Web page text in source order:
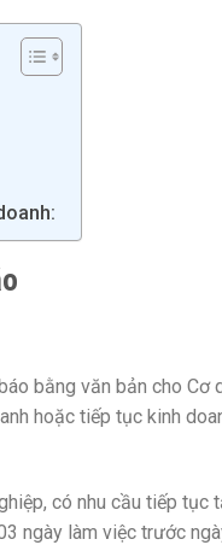
bằng văn bản cho Cơ
hoặc tiếp tục kinh
có nhu cầu tiếp tục
ngày làm việc trước